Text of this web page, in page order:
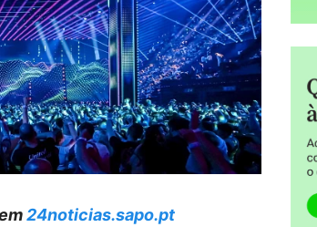
24noticias.sapo.pt